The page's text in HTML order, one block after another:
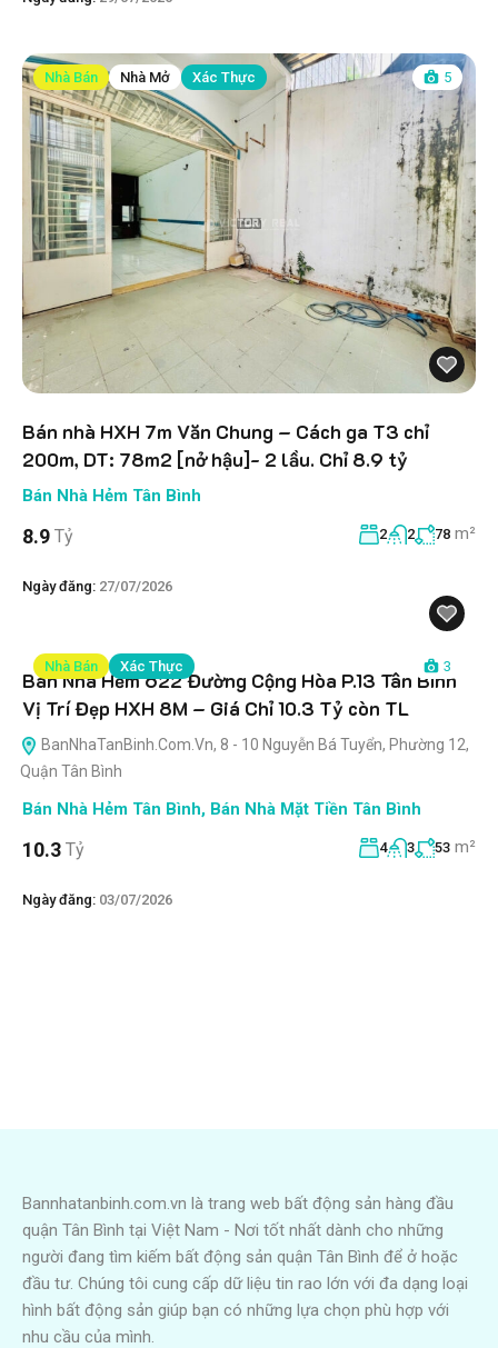
Nhà Bán Nhà Mở Xác Thực 5
Bán nhà HXH 7m Văn Chung – Cách ga T3 chỉ
200m, DT: 78m2 [nở hậu]- 2 lầu. Chỉ 8.9 tỷ
Bán Nhà Hẻm Tân Bình
8.9 Tỷ 2 2 78 m²
Ngày đăng: 27/07/2026
Nhà Bán Xác Thực 3
Bán Nhà Hẻm 622 Đường Cộng Hòa P.13 Tân Bình
Vị Trí Đẹp HXH 8M – Giá Chỉ 10.3 Tỷ còn TL
BanNhaTanBinh.Com.Vn, 8 - 10 Nguyễn Bá Tuyển, Phường 12,
Quận Tân Bình
Bán Nhà Hẻm Tân Bình, Bán Nhà Mặt Tiền Tân Bình
10.3 Tỷ 4 3 53 m²
Ngày đăng: 03/07/2026
Bannhatanbinh.com.vn là trang web bất động sản hàng đầu
quận Tân Bình tại Việt Nam - Nơi tốt nhất dành cho những
người đang tìm kiếm bất động sản quận Tân Bình để ở hoặc
đầu tư. Chúng tôi cung cấp dữ liệu tin rao lớn với đa dạng loại
hình bất động sản giúp bạn có những lựa chọn phù hợp với
nhu cầu của mình.